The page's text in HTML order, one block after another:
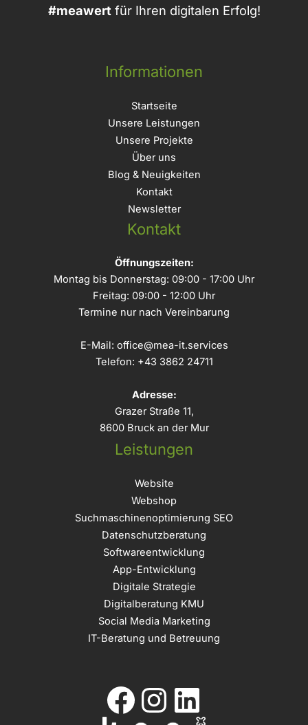
#meawert für Ihren digitalen Erfolg!
Informationen
Startseite
Unsere Leistungen
Unsere Projekte
Über uns
Blog & Neuigkeiten
Kontakt
Newsletter
Kontakt
Öffnungszeiten:
Montag bis Donnerstag: 09:00 - 17:00 Uhr
Freitag: 09:00 - 12:00 Uhr
Termine nur nach Vereinbarung
E-Mail: office@mea-it.services
Telefon: +43 3862 24711
Adresse:
Grazer Straße 11,
8600 Bruck an der Mur
Leistungen
Website
Webshop
Suchmaschinenoptimierung SEO
Datenschutzberatung
Softwareentwicklung
App-Entwicklung
Digitale Strategie
Digitalberatung KMU
Social Media Marketing
IT-Beratung und Betreuung
Facebook
Instagram
LinkedIn